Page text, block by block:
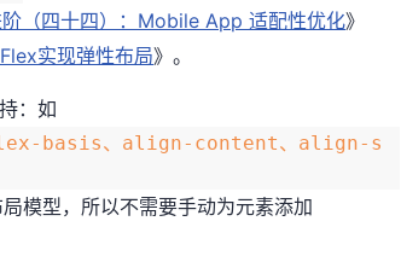
（四十四）：Mobile App 适配性优化》
实现弹性布局》。
：如
basis、align-content、align-s
模型，所以不需要手动为元素添加